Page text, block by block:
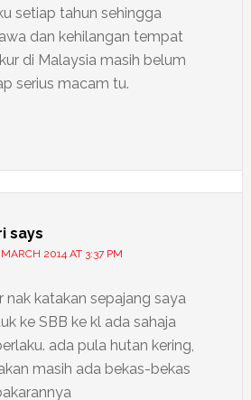
setiap tahun sehingga
dan kehilangan tempat
di Malaysia masih belum
serius macam tu.
says
2014 AT 3:37 PM
nak katakan sepajang saya
ke SBB ke kl ada sahaja
ada pula hutan kering,
masih ada bekas-bekas